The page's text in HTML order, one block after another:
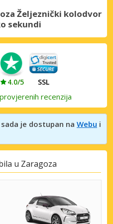
Željeznički kolodvor
sekundi
4.0/5 SSL
provjerenih recenzija
je dostupan na Webu i
u Zaragoza